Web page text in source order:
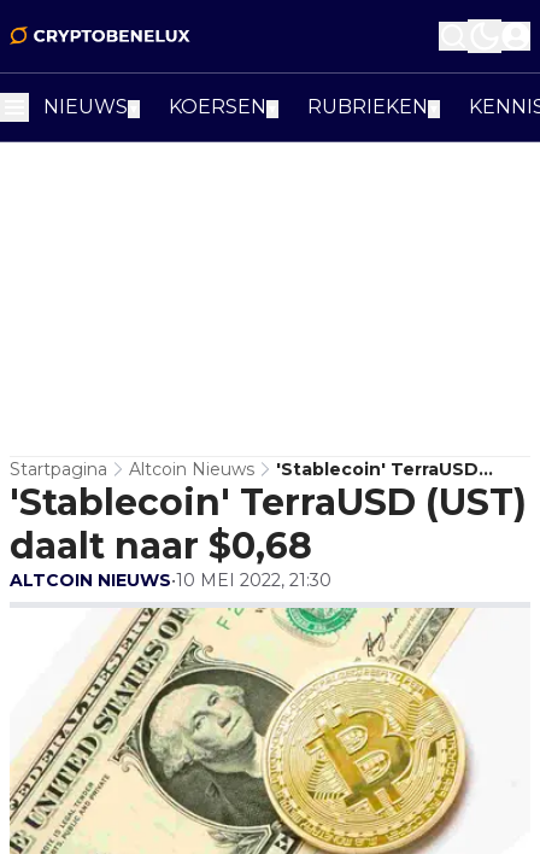
NIEUWS KOERSEN RUBRIEKEN
Startpagina Altcoin Nieuws
'Stablecoin' TerraUSD
(UST) Daalt Naar $0,68
'Stablecoin' TerraUSD (UST)
daalt naar $0,68
ALTCOIN NIEUWS•10 MEI 2022, 21:30